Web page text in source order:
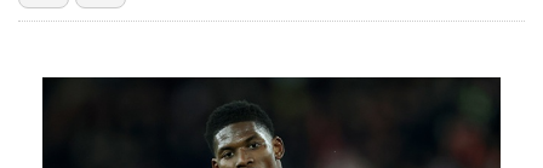
박지민 아나운서 "발리까지 갔는데…'피의 게임2' 출연…